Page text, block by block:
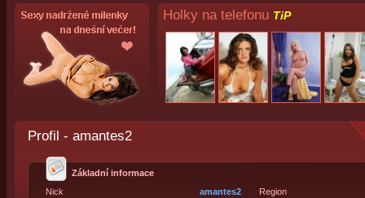
Holky na telefonu TiP
Profil - amantes2
Základní informace
Nick
amantes2
Region